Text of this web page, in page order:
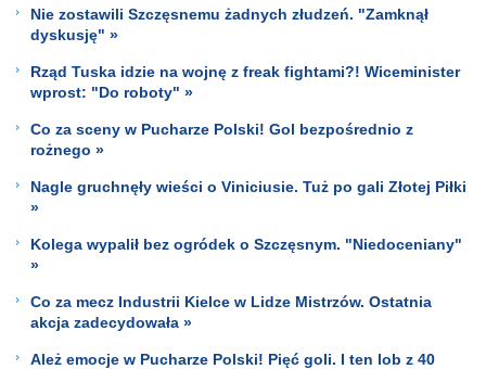
Nie zostawili Szczęsnemu żadnych złudzeń. "Zamknął
dyskusję" »
Rząd Tuska idzie na wojnę z freak fightami?! Wiceminister
wprost: "Do roboty" »
Co za sceny w Pucharze Polski! Gol bezpośrednio z
rożnego »
Nagle gruchnęły wieści o Viniciusie. Tuż po gali Złotej Piłki
»
Kolega wypalił bez ogródek o Szczęsnym. "Niedoceniany"
»
Co za mecz Industrii Kielce w Lidze Mistrzów. Ostatnia
akcja zadecydowała »
Ależ emocje w Pucharze Polski! Pięć goli. I ten lob z 40